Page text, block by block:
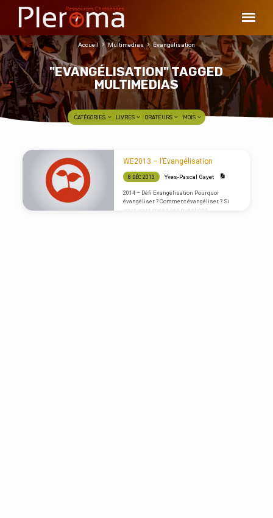
"EVANGÉLISATION" TAGGED
MULTIMEDIAS
Accueil Multimedias Evangélisation
CATÉGORIES LIVRES ORATEURS MOIS
"EVANGÉLISATION"
TAGGED
MULTIMEDIAS
WE2013 – l’Evangélisation
8 DÉC 2013 Yves-Pascal Gayet
2014 – Défi Evangélisation Pourquoi
évangéliser ? Comment évangéliser ? Si
vous vous posez ces questions,